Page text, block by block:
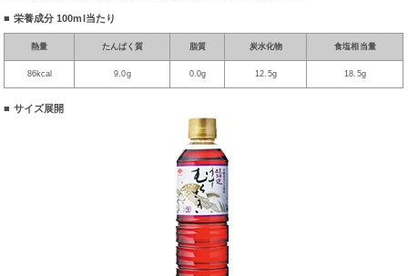
■ 栄養成分100ml当たり
熱量 たんぱく質 脂質 炭水化物 食塩相当量
86kcal 9.0g 0.0g 12.5g 18.5g
■ サイズ展開